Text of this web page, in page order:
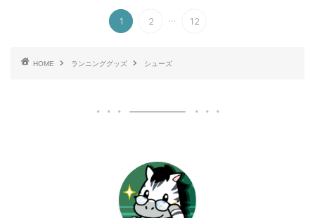
1 2 ... 12
HOME ランニンググッズ シューズ